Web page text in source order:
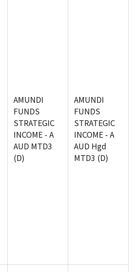
AMUNDI
FUNDS
STRATEGIC
INCOME - A
AUD MTD3
(D)
AMUNDI
FUNDS
STRATEGIC
INCOME - A
AUD Hgd
MTD3 (D)